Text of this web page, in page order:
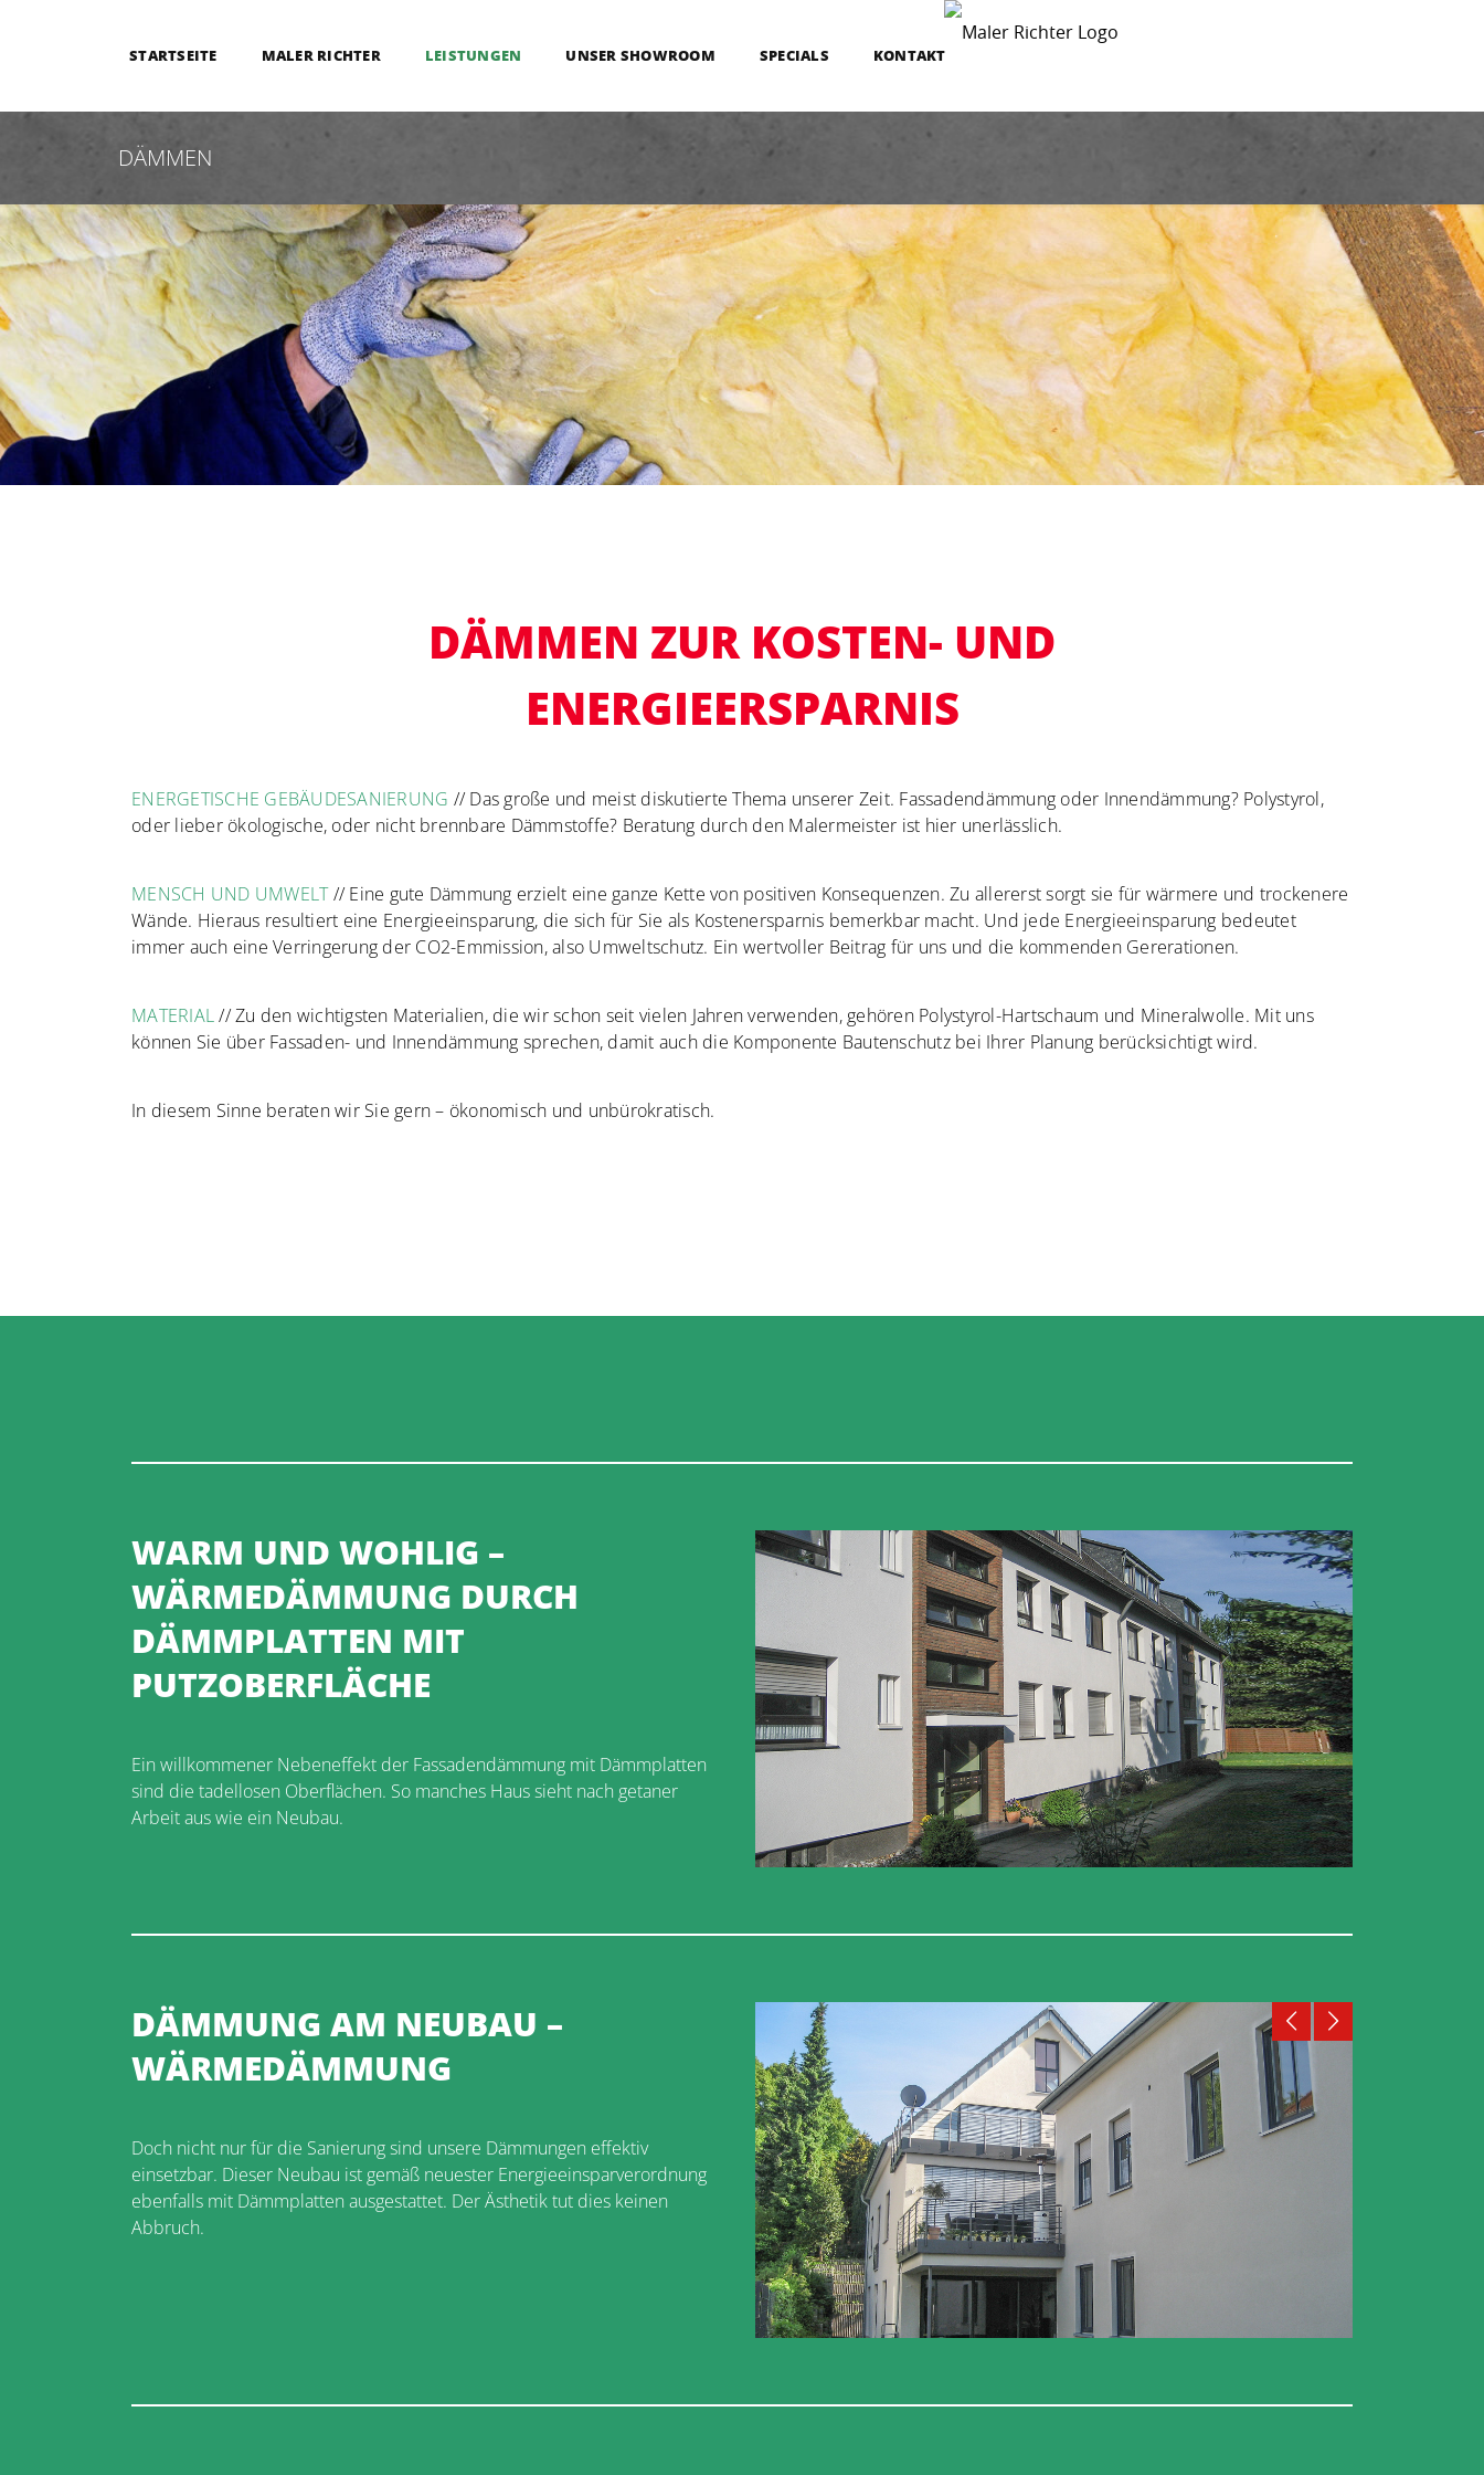
STARTSEITE MALER RICHTER LEISTUNGEN UNSER SHOWROOM SPECIALS KONTAKT
DÄMMEN
DÄMMEN ZUR KOSTEN- UND
ENERGIEERSPARNIS
ENERGETISCHE GEBÄUDESANIERUNG // Das große und meist diskutierte Thema unserer Zeit. Fassadendämmung oder Innendämmung? Polystyrol,
oder lieber ökologische, oder nicht brennbare Dämmstoffe? Beratung durch den Malermeister ist hier unerlässlich.
MENSCH UND UMWELT// Eine gute Dämmung erzielt eine ganze Kette von positiven Konsequenzen. Zu allererst sorgt sie für wärmere und trockenere
Wände. Hieraus resultiert eine Energieeinsparung, die sich für Sie als Kostenersparnis bemerkbar macht. Und jede Energieeinsparung bedeutet
immer auch eine Verringerung der CO2-Emmission, also Umweltschutz. Ein wertvoller Beitrag für uns und die kommenden Gererationen.
MATERIAL// Zu den wichtigsten Materialien, die wir schon seit vielen Jahren verwenden, gehören Polystyrol-Hartschaum und Mineralwolle. Mit uns
können Sie über Fassaden- und Innendämmung sprechen, damit auch die Komponente Bautenschutz bei Ihrer Planung berücksichtigt wird.
In diesem Sinne beraten wir Sie gern – ökonomisch und unbürokratisch.
WARM UND WOHLIG –
WÄRMEDÄMMUNG DURCH
DÄMMPLATTEN MIT
PUTZOBERFLÄCHE
Ein willkommener Nebeneffekt der Fassadendämmung mit Dämmplatten
sind die tadellosen Oberflächen. So manches Haus sieht nach getaner
Arbeit aus wie ein Neubau.
DÄMMUNG AM NEUBAU –
WÄRMEDÄMMUNG
Doch nicht nur für die Sanierung sind unsere Dämmungen effektiv
einsetzbar. Dieser Neubau ist gemäß neuester Energieeinsparverordnung
ebenfalls mit Dämmplatten ausgestattet. Der Ästhetik tut dies keinen
Abbruch.